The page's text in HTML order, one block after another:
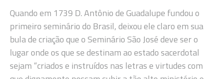
Quando em 1739 D. Antônio de Guadalupe fundou o
primeiro seminário do Brasil, deixou ele claro em sua
bula de criação que o Seminário São José deve ser o
lugar onde os que se destinam ao estado sacerdotal
sejam “criados e instruídos nas letras e virtudes com